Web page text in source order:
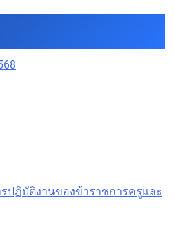
ปฏิบัติงานของข้าราชการครูและ